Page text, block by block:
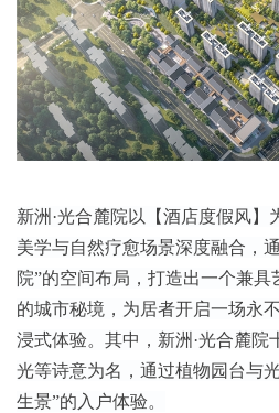
新洲·光合麓院以【酒店度假风】
美学与自然疗愈场景深度融合，
院”的空间布局，打造出一个兼
的城市秘境，为居者开启一场永
浸式体验。其中，新洲·光合麓院
光等诗意为名，通过植物园台与
生景”的入户体验。